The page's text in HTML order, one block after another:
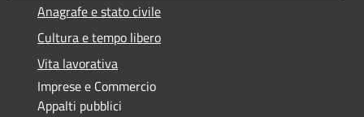
Anagrafe e stato civile
Cultura e tempo libero
Vita lavorativa
Imprese e Commercio
Appalti pubblici